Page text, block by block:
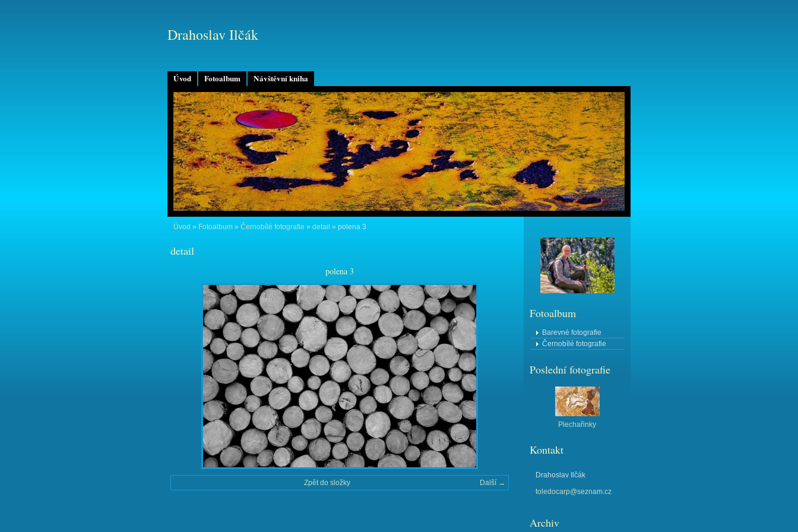
Úvod Fotoalbum Návštěvní kniha
Drahoslav Ilčák
Úvod » Fotoalbum » Černobílé fotografie » detail » polena 3
detail
polena 3
Další →
Zpět do složky
Fotoalbum
Barevné fotografie
Černobílé fotografie
Poslední fotografie
Plechařinky
Kontakt
Drahoslav Ilčák
toledocarp@seznam.cz
Archiv